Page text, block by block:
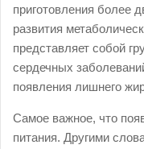
приготовления более
развития
представляет собой
сердечных
появления лишнего
Самое важное, что
питания. Другими